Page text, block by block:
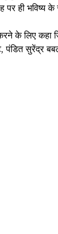
ही भविष्य के
करने के लिए
सुरेंद्र